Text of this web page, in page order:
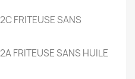
FRITEUSE SANS
FRITEUSE SANS HUILE